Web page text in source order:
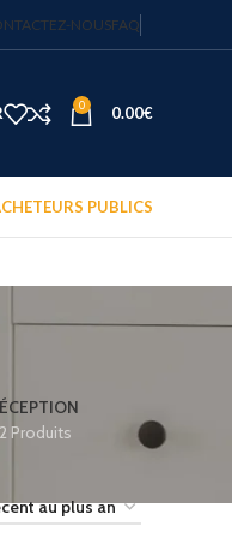
NOUSFAQ
0 0.00€
électronique hôtel
14″ – 20 L – code
JVD
avec
et 2 tasses
HT
PUBLICS
Produits